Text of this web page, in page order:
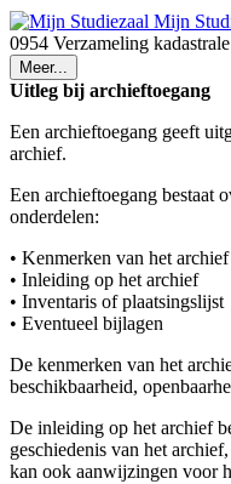
Mijn
0954 Verzameling
Meer...
Uitleg bij archieftoegang
Een archieftoegang geeft
archief.
Een archieftoegang bestaat
onderdelen:
• Kenmerken van het archief
• Inleiding op het archief
• Inventaris of plaatsingslijst
• Eventueel bijlagen
De kenmerken van het
beschikbaarheid,
De inleiding op het archief
geschiedenis van het
kan ook aanwijzingen voor